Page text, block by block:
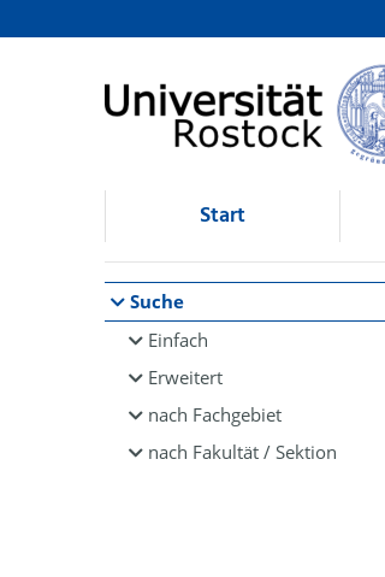
Browsen
direkt zum Inhalt
Start
Suche
Einfach
Erweitert
nach Fachgebiet
nach Fakultät / Sektion